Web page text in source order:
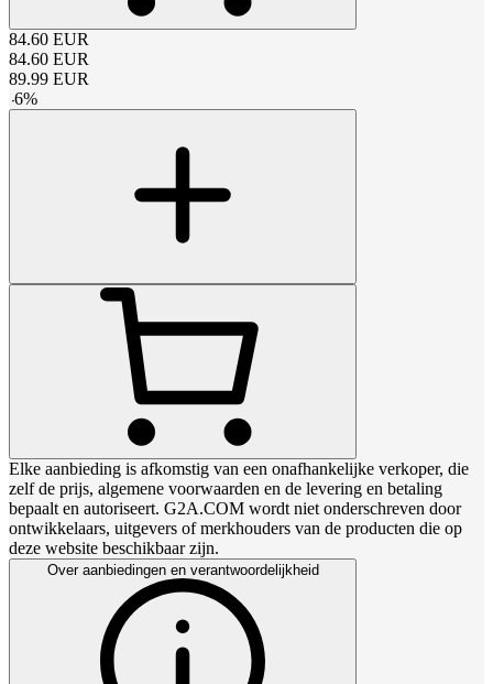
84.60 EUR
84.60 EUR
89.99 EUR
-6%
Elke aanbieding is afkomstig van een onafhankelijke verkoper, die
zelf de prijs, algemene voorwaarden en de levering en betaling
bepaalt en autoriseert. G2A.COM wordt niet onderschreven door
ontwikkelaars, uitgevers of merkhouders van de producten die op
deze website beschikbaar zijn.
Over aanbiedingen en verantwoordelijkheid